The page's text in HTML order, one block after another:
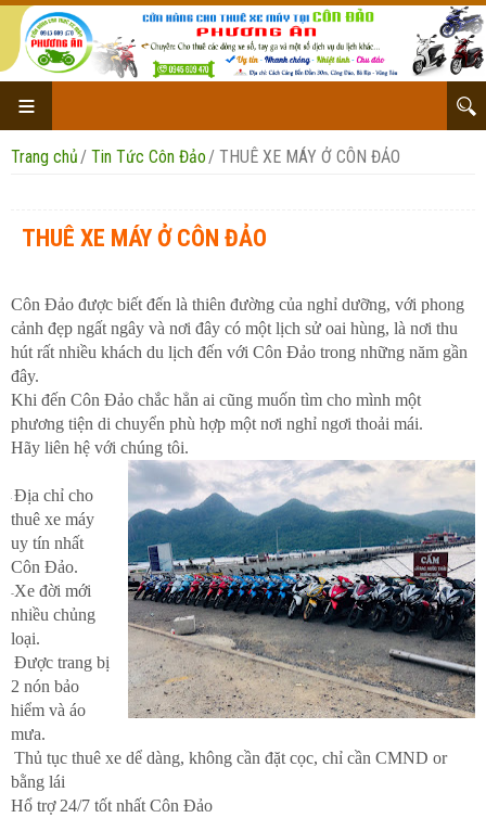
Cho thuê xe honda
Cho thuê xe yamaha
Cho thuê xe Suzuki
Địa Chỉ Cho Thuê Xe
Trang chủ/ Tin Tức Côn Đảo/ THUÊ XE MÁY Ở CÔN ĐẢO
THUÊ XE MÁY Ở CÔN ĐẢO
Côn Đảo được biết đến là thiên đường của nghỉ dưỡng, với phong
cảnh đẹp ngất ngây và nơi đây có một lịch sử oai hùng, là nơi thu
hút rất nhiều khách du lịch đến với Côn Đảo trong những năm gần
đây.
Khi đến Côn Đảo chắc hẳn ai cũng muốn tìm cho mình một
phương tiện di chuyển phù hợp một nơi nghỉ ngơi thoải mái.
Hãy liên hệ với chúng tôi.
Địa chỉ cho
thuê xe máy
uy tín nhất
Côn Đảo.
Xe đời mới
nhiều chủng
loại.
Được trang bị
2 nón bảo
hiểm và áo
mưa.
Thủ tục thuê xe dể dàng, không cần đặt cọc, chỉ cần CMND or
bằng lái
Hổ trợ 24/7 tốt nhất Côn Đảo